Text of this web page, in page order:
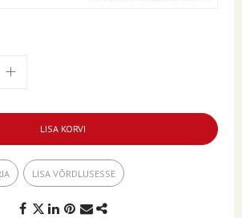
LISA KORVI
LISA VÕRDLUSESSE